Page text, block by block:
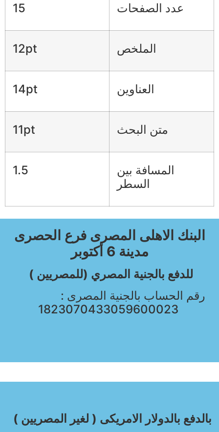
15 عدد الصفحات
12pt الملخص
14pt العناوين
11pt متن البحث
1.5
المسافة بين
السطر
البنك الاهلى المصرى فرع الحصرى
مدينة 6 أكتوبر
للدفع بالجنية المصري (للمصريين )
رقم الحساب بالجنية المصرى :
بالدفع بالدولار الامريكى ( لغير المصريين )